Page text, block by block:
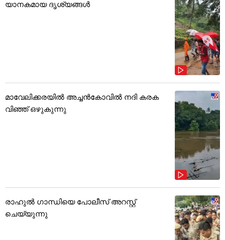
യാനകമായ ദൃശ്യങ്ങൾ
മാവേലിക്കരയിൽ അച്ചൻകോവിൽ നദി കരക
വിഞ്ഞ് ഒഴുകുന്നു
രാഹുൽ ഗാന്ധിയെ പോലീസ് അറസ്റ്റ്
ചെയ്യുന്നു